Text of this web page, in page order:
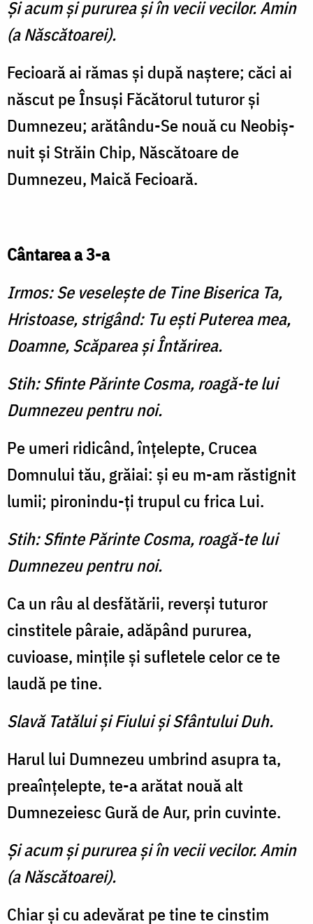
Şi acum şi pururea şi în vecii vecilor. Amin
(a Născătoarei).
Fecioară ai rămas şi după naştere; căci ai
născut pe Însuşi Făcătorul tuturor şi
Dumnezeu; arătându-Se nouă cu Neobiş­
nuit şi Străin Chip, Născătoare de
Dumnezeu, Maică Fecioară.
Cântarea a 3-a
Irmos: Se veseleşte de Tine Biserica Ta,
Hristoase, strigând: Tu eşti Puterea mea,
Doamne, Scăparea şi Întărirea.
Stih: Sfinte Părinte Cosma, roagă-te lui
Dumnezeu pentru noi.
Pe umeri ridicând, înţelepte, Crucea
Domnului tău, grăiai: şi eu m-am răstignit
lumii; pironindu-ţi trupul cu frica Lui.
Stih: Sfinte Părinte Cosma, roagă-te lui
Dumnezeu pentru noi.
Ca un râu al desfătării, reverşi tuturor
cinstitele pâraie, adăpând pururea,
cuvioase, minţile şi sufletele celor ce te
laudă pe tine.
Slavă Tatălui şi Fiului şi Sfântului Duh.
Harul lui Dumnezeu um­brind asupra ta,
preaînţelepte, te-a arătat nouă alt
Dumneze­iesc Gură de Aur, prin cuvinte.
Şi acum şi pururea şi în vecii vecilor. Amin
(a Născătoarei).
Chiar şi cu adevărat pe tine te cinstim